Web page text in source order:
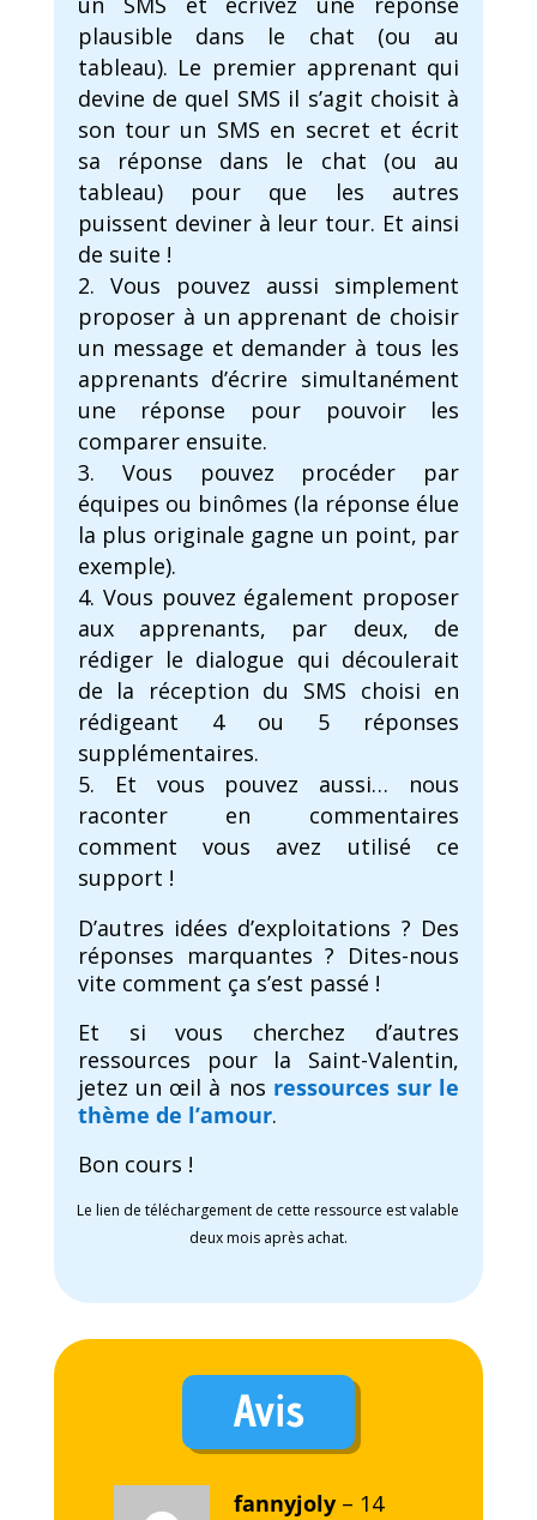
plausible dans le chat (ou au
tableau). Le premier apprenant qui
devine de quel SMS il s’agit choisit à
son tour un SMS en secret et écrit
sa réponse dans le chat (ou au
tableau) pour que les autres
puissent deviner à leur tour. Et ainsi
de suite !
Vous pouvez aussi simplement
proposer à un apprenant de choisir
un message et demander à tous les
apprenants d’écrire simultanément
une réponse pour pouvoir les
comparer ensuite.
Vous pouvez procéder par
équipes ou binômes (la réponse élue
la plus originale gagne un point, par
exemple).
Vous pouvez également proposer
aux apprenants, par deux, de
rédiger le dialogue qui découlerait
de la réception du SMS choisi en
rédigeant 4 ou 5 réponses
supplémentaires.
Et vous pouvez aussi… nous
raconter en commentaires
comment vous avez utilisé ce
support !
D’autres idées d’exploitations ? Des
réponses marquantes ? Dites-nous
vite comment ça s’est passé !
Et si vous cherchez d’autres
ressources pour la Saint-Valentin,
jetez un œil à nos ressources sur le
thème de l’amour.
Bon cours !
Le lien de téléchargement de cette ressource est valable
deux mois après achat.
Avis
fannyjoly – 14